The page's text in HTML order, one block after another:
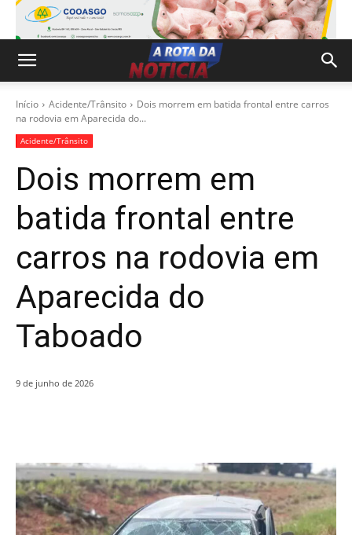
Início Acidente/Trânsito
Dois morrem em batida frontal entre carros
na rodovia em Aparecida do...
Acidente/Trânsito
Dois morrem em
batida frontal entre
carros na rodovia em
Aparecida do
Taboado
9 de junho de 2026